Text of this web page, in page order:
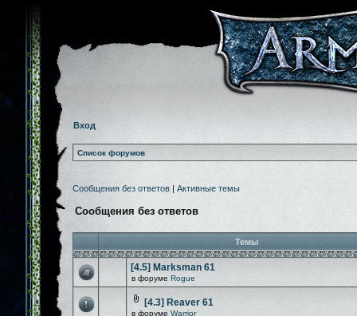
Вход
Список форумов
Сообщения без ответов | Активные темы
Сообщения без ответов
Темы
[4.5] Marksman 61
в форуме Rogue
[4.3] Reaver 61
в форуме Warrior